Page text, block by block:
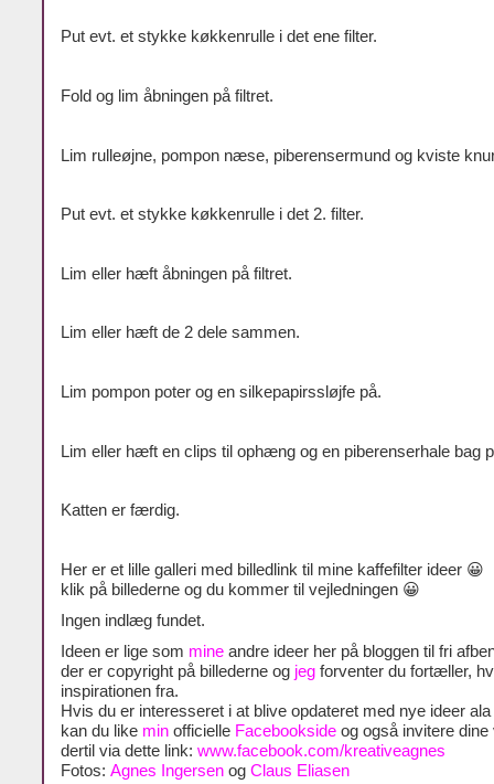
Put evt. et stykke køkkenrulle i det ene filter.
Fold og lim åbningen på filtret.
Lim rulleøjne, pompon næse, piberensermund og kviste
Put evt. et stykke køkkenrulle i det 2. filter.
Lim eller hæft åbningen på filtret.
Lim eller hæft de 2 dele sammen.
Lim pompon poter og en silkepapirssløjfe på.
Lim eller hæft en clips til ophæng og en piberenserhale bag
Katten er færdig.
Her er et lille galleri med billedlink til mine kaffefilter ideer 😀
klik på billederne og du kommer til vejledningen 😀
Ingen indlæg fundet.
Ideen er lige som mine andre ideer her på bloggen til fri
der er copyright på billederne og jeg forventer du fortæller,
inspirationen fra.
Hvis du er interesseret i at blive opdateret med nye ideer
kan du like min officielle Facebookside og også invitere dine
dertil via dette link: www.facebook.com/kreativeagnes
Fotos: Agnes Ingersen og Claus Eliasen